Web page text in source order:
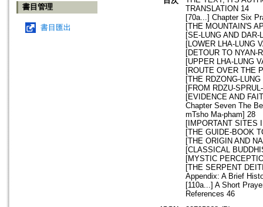
書目管理
書目匯出
TRANSLATION 14
[70a...] Chapter Six
[THE MOUNTAIN'S
[SE-LUNG AND
[LOWER LHA-LUNG
[DETOUR TO NYAN-
[UPPER LHA-LUNG
[ROUTE OVER THE
[THE RDZONG-
[FROM RDZU-
[EVIDENCE AND
Chapter Seven The
mTsho Ma-pham] 28
[IMPORTANT SITES
[THE GUIDE-BOOK
[THE ORIGIN AND
[CLASSICAL
[MYSTIC
[THE SERPENT
Appendix: A Brief
[110a...] A Short
References 46